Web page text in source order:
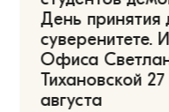
День принятия
суверенитете.
Офиса
Тихановской
августа